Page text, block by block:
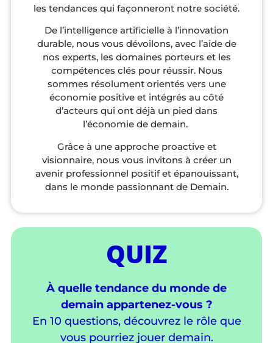
les tendances qui façonneront notre société.
De l’intelligence artificielle à l’innovation
durable, nous vous dévoilons, avec l’aide de
nos experts, les domaines porteurs et les
compétences clés pour réussir. Nous
sommes résolument orientés vers une
économie positive et intégrés au côté
d’acteurs qui ont déjà un pied dans
l’économie de demain.
Grâce à une approche proactive et
visionnaire, nous vous invitons à créer un
avenir professionnel positif et épanouissant,
dans le monde passionnant de Demain.
QUIZ
À quelle tendance du monde de
demain appartenez-vous ?
En 10 questions, découvrez le rôle que
vous pourriez jouer demain.